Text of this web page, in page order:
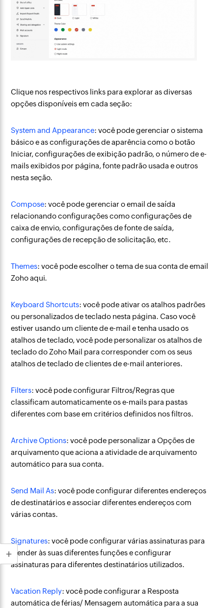
Clique nos respectivos links para explorar as diversas
opções disponíveis em cada seção:
System and Appearance: você pode gerenciar o sistema
básico e as configurações de aparência como o botão
Iniciar, configurações de exibição padrão, o número de e-
mails exibidos por página, fonte padrão usada e outros
nesta seção.
Compose: você pode gerenciar o email de saída
relacionando configurações como configurações de
caixa de envio, configurações de fonte de saída,
configurações de recepção de solicitação, etc.
Themes: você pode escolher o tema de sua conta de email
Zoho aqui.
Keyboard Shortcuts: você pode ativar os atalhos padrões
ou personalizados de teclado nesta página. Caso você
estiver usando um cliente de e-mail e tenha usado os
atalhos de teclado, você pode personalizar os atalhos de
teclado do Zoho Mail para corresponder com os seus
atalhos de teclado de clientes de e-mail anteriores.
Filters: você pode configurar Filtros/Regras que
classificam automaticamente os e-mails para pastas
diferentes com base em critérios definidos nos filtros.
Archive Options: você pode personalizar a Opções de
arquivamento que aciona a atividade de arquivamento
automático para sua conta.
Send Mail As: você pode configurar diferentes endereços
de destinatários e associar diferentes endereços com
várias contas.
Signatures: você pode configurar várias assinaturas para
atender às suas diferentes funções e configurar
assinaturas para diferentes destinatários utilizados.
Vacation Reply: você pode configurar a Resposta
automática de férias/ Mensagem automática para a sua